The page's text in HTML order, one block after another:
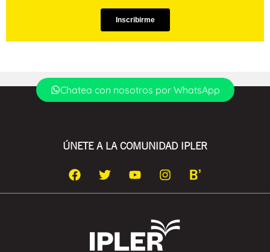
Chatea con nosotros por WhatsApp
ÚNETE A LA COMUNIDAD IPLER